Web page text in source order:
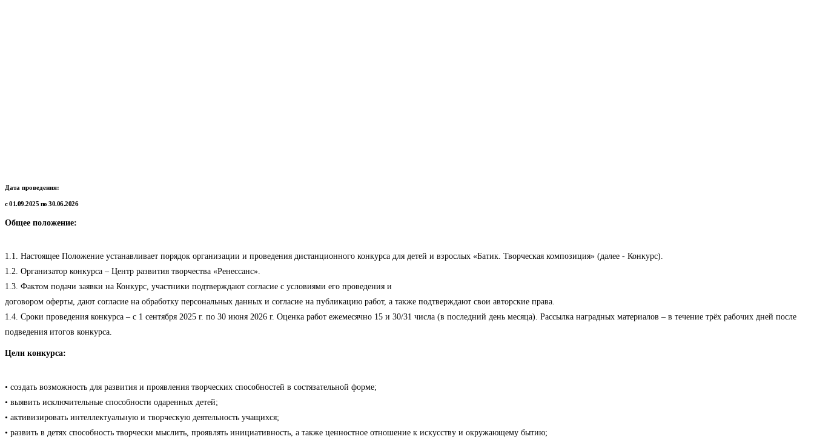
Дата проведения:
с 01.09.2025 по 30.06.2026
Общее положение:
1.1. Настоящее Положение устанавливает порядок организации и проведения дистанционного конкурса для детей и взрослых «Батик. Творческая композиция» (далее - Конкурс).
1.2. Организатор конкурса – Центр развития творчества «Ренессанс».
1.3. Фактом подачи заявки на Конкурс, участники подтверждают согласие с условиями его проведения и
договором оферты, дают согласие на обработку персональных данных и согласие на публикацию работ, а также подтверждают свои авторские права.
1.4. Сроки проведения конкурса – с 1 сентября 2025 г. по 30 июня 2026 г. Оценка работ ежемесячно 15 и 30/31 числа (в последний день месяца). Рассылка наградных материалов – в течение трёх рабочих дней после
подведения итогов конкурса.
Цели конкурса:
• создать возможность для развития и проявления творческих способностей в состязательной форме;
• выявить исключительные способности одаренных детей;
• активизировать интеллектуальную и творческую деятельность учащихся;
• развить в детях способность творчески мыслить, проявлять инициативность, а также ценностное отношение к искусству и окружающему бытию;